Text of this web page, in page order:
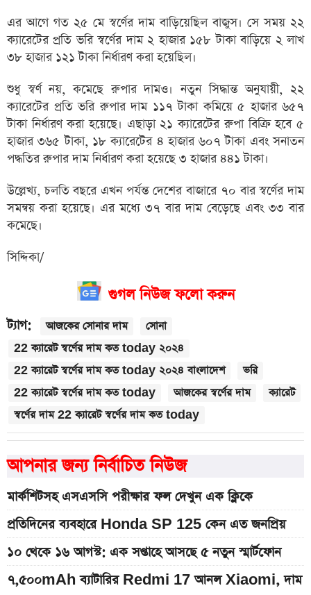
এর আগে গত ২৫ মে স্বর্ণের দাম বাড়িয়েছিল বাজুস। সে সময় ২২
ক্যারেটের প্রতি ভরি স্বর্ণের দাম ২ হাজার ১৫৮ টাকা বাড়িয়ে ২ লাখ
৩৮ হাজার ১২১ টাকা নির্ধারণ করা হয়েছিল।
শুধু স্বর্ণ নয়, কমেছে রুপার দামও। নতুন সিদ্ধান্ত অনুযায়ী, ২২
ক্যারেটের প্রতি ভরি রুপার দাম ১১৭ টাকা কমিয়ে ৫ হাজার ৬৫৭
টাকা নির্ধারণ করা হয়েছে। এছাড়া ২১ ক্যারেটের রুপা বিক্রি হবে ৫
হাজার ৩৬৫ টাকা, ১৮ ক্যারেটের ৪ হাজার ৬০৭ টাকা এবং সনাতন
পদ্ধতির রুপার দাম নির্ধারণ করা হয়েছে ৩ হাজার ৪৪১ টাকা।
উল্লেখ্য, চলতি বছরে এখন পর্যন্ত দেশের বাজারে ৭০ বার স্বর্ণের দাম
সমন্বয় করা হয়েছে। এর মধ্যে ৩৭ বার দাম বেড়েছে এবং ৩৩ বার
কমেছে।
সিদ্দিকা/
গুগল নিউজ ফলো করুন
ট্যাগ: আজকের সোনার দাম
সোনা
22 ক্যারেট স্বর্ণের দাম কত today ২০২৪
22 ক্যারেট স্বর্ণের দাম কত today ২০২৪ বাংলাদেশ
ভরি
22 ক্যারেট স্বর্ণের দাম কত today
আজকের স্বর্ণের দাম
ক্যারেট
স্বর্ণের দাম 22 ক্যারেট স্বর্ণের দাম কত today
আপনার জন্য নির্বাচিত নিউজ
মার্কশিটসহ এসএসসি পরীক্ষার ফল দেখুন এক ক্লিকে
প্রতিদিনের ব্যবহারে Honda SP 125 কেন এত জনপ্রিয়
১০ থেকে ১৬ আগস্ট: এক সপ্তাহে আসছে ৫ নতুন স্মার্টফোন
৭,৫০০mAh ব্যাটারির Redmi 17 আনল Xiaomi, দাম